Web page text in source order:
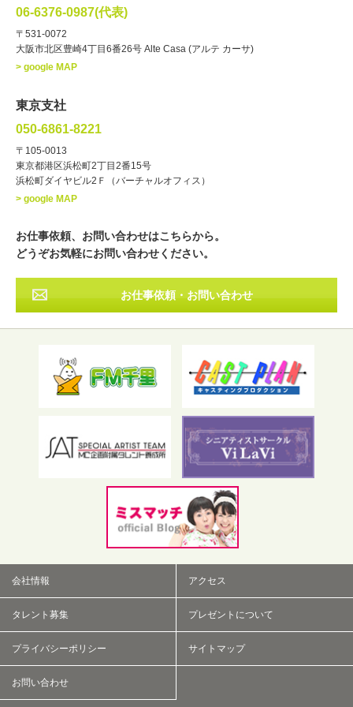
・ジャンル
ナレーター レポーター
・年齢
・出身地 北海道 東北
その他
フリーワード検索
06-6376-0987(代表)
〒531-0072
大阪市北区豊崎4丁目6番26号 Alte Casa (アルテ カーサ)
> google MAP
東京支社
050-6861-8221
〒105-0013
東京都港区浜松町2丁目2番15号
浜松町ダイヤビル2Ｆ（バーチャルオフィス）
> google MAP
お仕事依頼、お問い合わせはこちらから。
どうぞお気軽にお問い合わせください。
お仕事依頼・お問い合わせ
会社情報 アクセス
タレント募集 プレゼントについて
プライバシーポリシー サイトマップ
お問い合わせ